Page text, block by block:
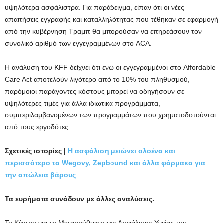
υψηλότερα ασφάλιστρα. Για παράδειγμα, είπαν ότι οι νέες
απαιτήσεις εγγραφής και καταλληλότητας που τέθηκαν σε εφαρμογή
από την κυβέρνηση Τραμπ θα μπορούσαν να επηρεάσουν τον
συνολικό αριθμό των εγγεγραμμένων στο ACA.
Η ανάλυση του KFF δείχνει ότι ενώ οι εγγεγραμμένοι στο Affordable
Care Act αποτελούν λιγότερο από το 10% του πληθυσμού,
παρόμοιοι παράγοντες κόστους μπορεί να οδηγήσουν σε
υψηλότερες τιμές για άλλα ιδιωτικά προγράμματα,
συμπεριλαμβανομένων των προγραμμάτων που χρηματοδοτούνται
από τους εργοδότες.
Σχετικές ιστορίες | Η ασφάλιση μειώνει ολοένα και
περισσότερο τα Wegovy, Zepbound και άλλα φάρμακα για
την απώλεια βάρους
Τα ευρήματα συνάδουν με άλλες αναλύσεις.